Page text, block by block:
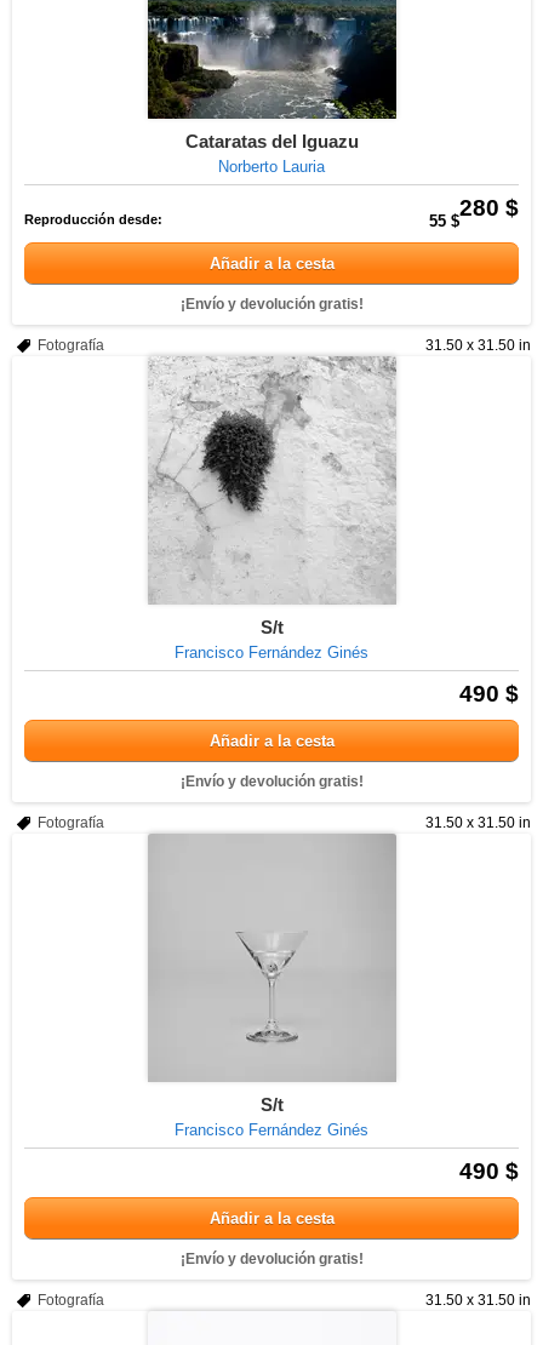
Cataratas del Iguazu
Norberto Lauria
280 $
Reproducción desde: 55 $
Añadir a la cesta
¡Envío y devolución gratis!
31.50 x 31.50 in
Fotografía
S/t
Francisco Fernández Ginés
490 $
Añadir a la cesta
¡Envío y devolución gratis!
31.50 x 31.50 in
Fotografía
S/t
Francisco Fernández Ginés
490 $
Añadir a la cesta
¡Envío y devolución gratis!
31.50 x 31.50 in
Fotografía